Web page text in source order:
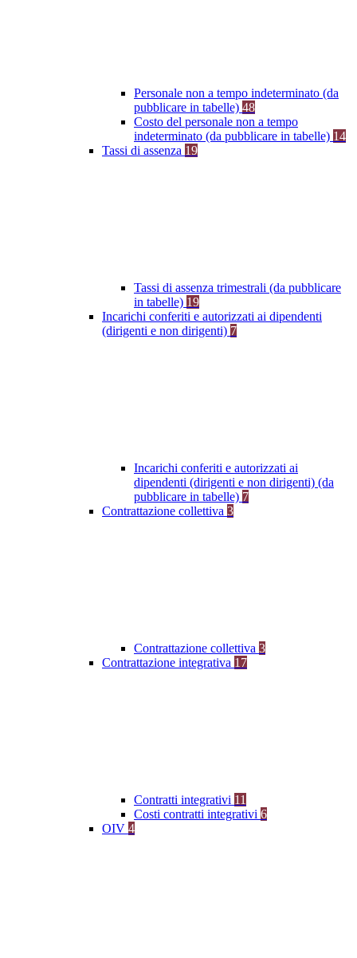
Personale non a tempo indeterminato (da
pubblicare in tabelle) 48
Costo del personale non a tempo
indeterminato (da pubblicare in tabelle) 14
Tassi di assenza 19
Tassi di assenza trimestrali (da pubblicare
in tabelle) 19
Incarichi conferiti e autorizzati ai dipendenti
(dirigenti e non dirigenti) 7
Incarichi conferiti e autorizzati ai
dipendenti (dirigenti e non dirigenti) (da
pubblicare in tabelle) 7
Contrattazione collettiva 3
Contrattazione collettiva 3
Contrattazione integrativa 17
Contratti integrativi 11
Costi contratti integrativi 6
OIV 4